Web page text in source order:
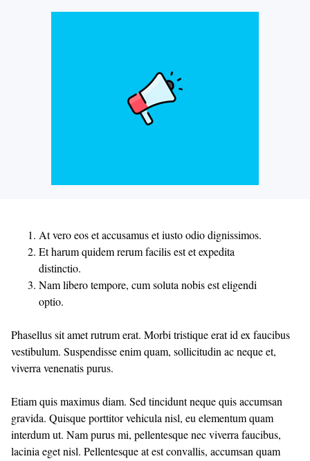
At vero eos et accusamus et iusto odio dignissimos.
Et harum quidem rerum facilis est et expedita
distinctio.
Nam libero tempore, cum soluta nobis est eligendi
optio.
Phasellus sit amet rutrum erat. Morbi tristique erat id ex faucibus
vestibulum. Suspendisse enim quam, sollicitudin ac neque et,
viverra venenatis purus.
Etiam quis maximus diam. Sed tincidunt neque quis accumsan
gravida. Quisque porttitor vehicula nisl, eu elementum quam
interdum ut. Nam purus mi, pellentesque nec viverra faucibus,
lacinia eget nisl. Pellentesque at est convallis, accumsan quam